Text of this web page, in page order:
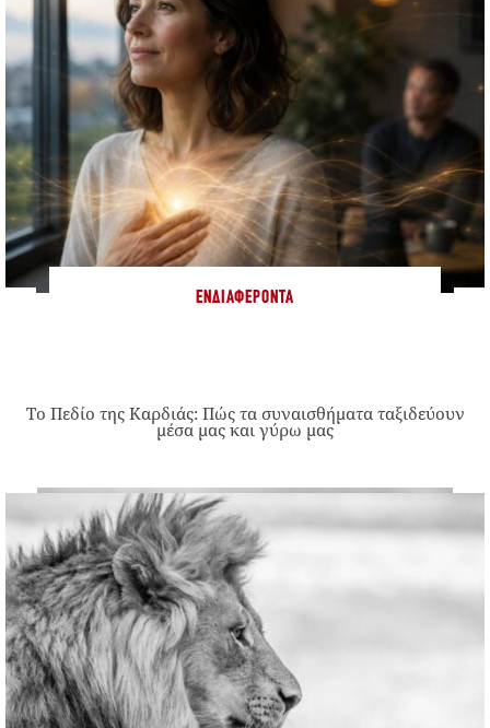
ΕΝΔΙΑΦΈΡΟΝΤΑ
Το Πεδίο της Καρδιάς: Πώς τα συναισθήματα ταξιδεύουν
μέσα μας και γύρω μας